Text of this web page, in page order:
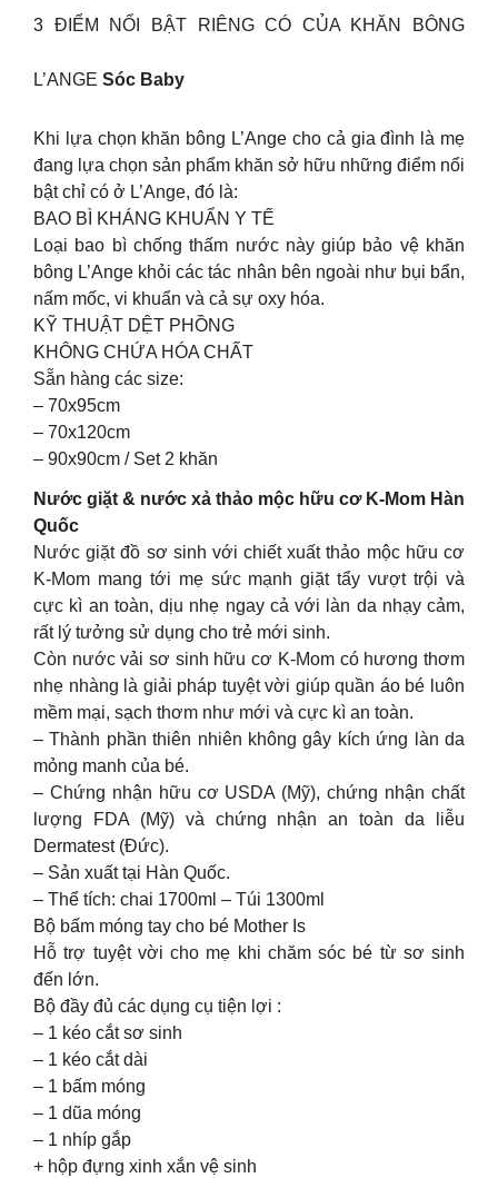
3 ĐIỂM NỔI BẬT RIÊNG CÓ CỦA KHĂN BÔNG
L’ANGE Sóc Baby
Khi lựa chọn khăn bông L’Ange cho cả gia đình là mẹ
đang lựa chọn sản phẩm khăn sở hữu những điểm nổi
bật chỉ có ở L’Ange, đó là:
BAO BÌ KHÁNG KHUẨN Y TẾ
Loại bao bì chống thấm nước này giúp bảo vệ khăn
bông L’Ange khỏi các tác nhân bên ngoài như bụi bẩn,
nấm mốc, vi khuẩn và cả sự oxy hóa.
KỸ THUẬT DỆT PHỒNG
KHÔNG CHỨA HÓA CHẤT
Sẵn hàng các size:
– 70x95cm
– 70x120cm
– 90x90cm / Set 2 khăn
Nước giặt & nước xả thảo mộc hữu cơ K-Mom Hàn
Quốc
Nước giặt đồ sơ sinh với chiết xuất thảo mộc hữu cơ
K-Mom mang tới mẹ sức mạnh giặt tẩy vượt trội và
cực kì an toàn, dịu nhẹ ngay cả với làn da nhạy cảm,
rất lý tưởng sử dụng cho trẻ mới sinh.
Còn nước vải sơ sinh hữu cơ K-Mom có hương thơm
nhẹ nhàng là giải pháp tuyệt vời giúp quần áo bé luôn
mềm mại, sạch thơm như mới và cực kì an toàn.
– Thành phần thiên nhiên không gây kích ứng làn da
mỏng manh của bé.
– Chứng nhận hữu cơ USDA (Mỹ), chứng nhận chất
lượng FDA (Mỹ) và chứng nhận an toàn da liễu
Dermatest (Đức).
– Sản xuất tại Hàn Quốc.
– Thể tích: chai 1700ml – Túi 1300ml
Bộ bấm móng tay cho bé Mother Is
Hỗ trợ tuyệt vời cho mẹ khi chăm sóc bé từ sơ sinh
đến lớn.
Bộ đầy đủ các dụng cụ tiện lợi :
– 1 kéo cắt sơ sinh
– 1 kéo cắt dài
– 1 bấm móng
– 1 dũa móng
– 1 nhíp gắp
+ hộp đựng xinh xắn vệ sinh